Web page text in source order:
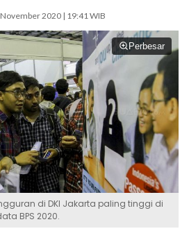
2020 | 19:41 WIB
Perbesar
di DKI Jakarta paling tinggi di
BPS 2020.